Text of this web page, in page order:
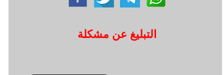
التبليغ عن مشكلة